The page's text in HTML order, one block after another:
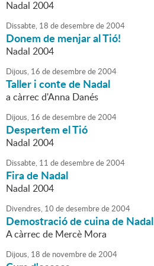
Nadal 2004
Dissabte, 18 dedesembrede2004
Donem de menjar al Tió!
Nadal 2004
Dijous, 16 dedesembrede2004
Taller i conte de Nadal
a càrrec d'Anna Danés
Dijous, 16 dedesembrede2004
Despertem el Tió
Nadal 2004
Dissabte, 11 dedesembrede2004
Fira de Nadal
Nadal 2004
Divendres, 10 dedesembrede2004
Demostració de cuina de Nadal
A càrrec de Mercè Mora
Dijous, 18 de novembrede2004